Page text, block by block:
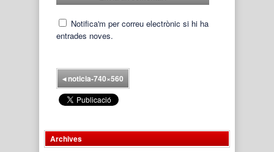
Notifica'm per correu electrònic si hi ha
entrades noves.
◂noticia-740×560
Archives